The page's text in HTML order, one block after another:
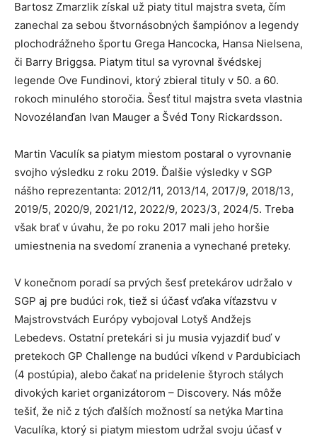
Bartosz Zmarzlik získal už piaty titul majstra sveta, čím
zanechal za sebou štvornásobných šampiónov a legendy
plochodrážneho športu Grega Hancocka, Hansa Nielsena,
či Barry Briggsa. Piatym titul sa vyrovnal švédskej
legende Ove Fundinovi, ktorý zbieral tituly v 50. a 60.
rokoch minulého storočia. Šesť titul majstra sveta vlastnia
Novozélanďan Ivan Mauger a Švéd Tony Rickardsson.
Martin Vaculík sa piatym miestom postaral o vyrovnanie
svojho výsledku z roku 2019. Ďalšie výsledky v SGP
nášho reprezentanta: 2012/11, 2013/14, 2017/9, 2018/13,
2019/5, 2020/9, 2021/12, 2022/9, 2023/3, 2024/5. Treba
však brať v úvahu, že po roku 2017 mali jeho horšie
umiestnenia na svedomí zranenia a vynechané preteky.
V konečnom poradí sa prvých šesť pretekárov udržalo v
SGP aj pre budúci rok, tiež si účasť vďaka víťazstvu v
Majstrovstvách Európy vybojoval Lotyš Andžejs
Lebedevs. Ostatní pretekári si ju musia vyjazdiť buď v
pretekoch GP Challenge na budúci víkend v Pardubiciach
(4 postúpia), alebo čakať na pridelenie štyroch stálych
divokých kariet organizátorom – Discovery. Nás môže
tešiť, že nič z tých ďalších možností sa netýka Martina
Vaculíka, ktorý si piatym miestom udržal svoju účasť v